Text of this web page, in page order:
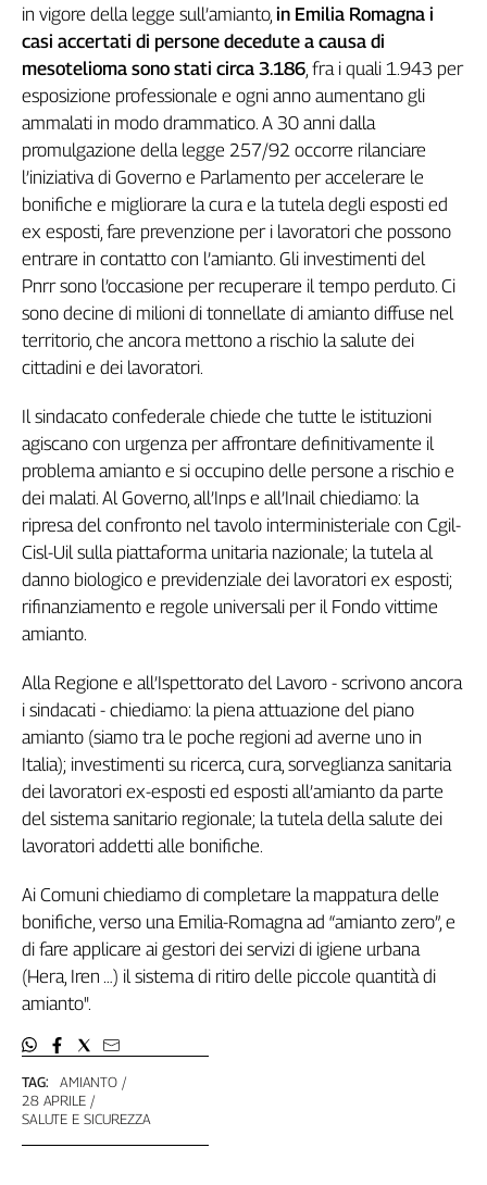
Collettiva
Play
Rubriche
Collettiva
settimana
Collettiva
Girasoli
Il
Sassolino
Linea
Economica
Tech
It
Inserti
Idea
Diffusa
InFlai
Le
trasmissioni
tv
Work
Progress
L'Italia
nel
Lavoro
Territori
Abruzzo-
Alto
Adige
Basilicata
Calabria
Campania
Emilia-
Romagna
Friuli
Venezia
TAG:
AMIANTO
28 APRILE
SALUTE E SICUREZZA
in vigore della legge sull’amianto, in Emilia Romagna i
casi accertati di persone decedute a causa di
mesotelioma sono stati circa 3.186, fra i quali 1.943 per
esposizione professionale e ogni anno aumentano gli
ammalati in modo drammatico. A 30 anni dalla
promulgazione della legge 257/92 occorre rilanciare
l’iniziativa di Governo e Parlamento per accelerare le
bonifiche e migliorare la cura e la tutela degli esposti ed
ex esposti, fare prevenzione per i lavoratori che possono
entrare in contatto con l’amianto. Gli investimenti del
Pnrr sono l’occasione per recuperare il tempo perduto. Ci
sono decine di milioni di tonnellate di amianto diffuse nel
territorio, che ancora mettono a rischio la salute dei
cittadini e dei lavoratori.
Il sindacato confederale chiede che tutte le istituzioni
agiscano con urgenza per affrontare definitivamente il
problema amianto e si occupino delle persone a rischio e
dei malati. Al Governo, all’Inps e all’Inail chiediamo: la
ripresa del confronto nel tavolo interministeriale con Cgil-
Cisl-Uil sulla piattaforma unitaria nazionale; la tutela al
danno biologico e previdenziale dei lavoratori ex esposti;
rifinanziamento e regole universali per il Fondo vittime
amianto.
Alla Regione e all’Ispettorato del Lavoro - scrivono ancora
i sindacati - chiediamo: la piena attuazione del piano
amianto (siamo tra le poche regioni ad averne uno in
Italia); investimenti su ricerca, cura, sorveglianza sanitaria
dei lavoratori ex-esposti ed esposti all’amianto da parte
del sistema sanitario regionale; la tutela della salute dei
lavoratori addetti alle bonifiche.
Ai Comuni chiediamo di completare la mappatura delle
bonifiche, verso una Emilia-Romagna ad “amianto zero”, e
di fare applicare ai gestori dei servizi di igiene urbana
(Hera, Iren …) il sistema di ritiro delle piccole quantità di
amianto".